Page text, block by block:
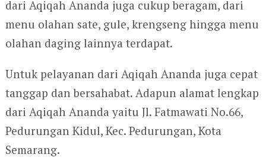
dari Aqiqah Ananda juga cukup beragam, dari
menu olahan sate, gule, krengseng hingga menu
olahan daging lainnya terdapat.
Untuk pelayanan dari Aqiqah Ananda juga cepat
tanggap dan bersahabat. Adapun alamat lengkap
dari Aqiqah Ananda yaitu Jl. Fatmawati No.66,
Pedurungan Kidul, Kec. Pedurungan, Kota
Semarang.